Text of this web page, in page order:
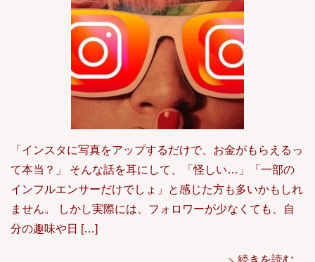
「インスタに写真をアップするだけで、お金がもらえるっ
て本当？」 そんな話を耳にして、「怪しい…」「一部の
インフルエンサーだけでしょ」と感じた方も多いかもしれ
ません。 しかし実際には、フォロワーが少なくても、自
分の趣味や日 […]
続きを読む